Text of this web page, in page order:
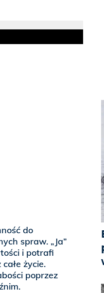
do
spraw. „Ja”
i potrafi
życie.
poprzez